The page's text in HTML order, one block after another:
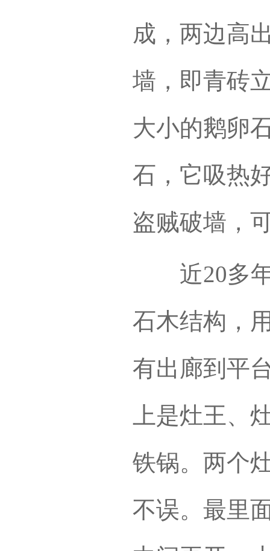
成，两边高
墙，即青砖
大小的鹅卵
石，它吸热
盗贼破墙，
近20多年
石木结构，
有出廊到平
上是灶王、
铁锅。两个
不误。最里